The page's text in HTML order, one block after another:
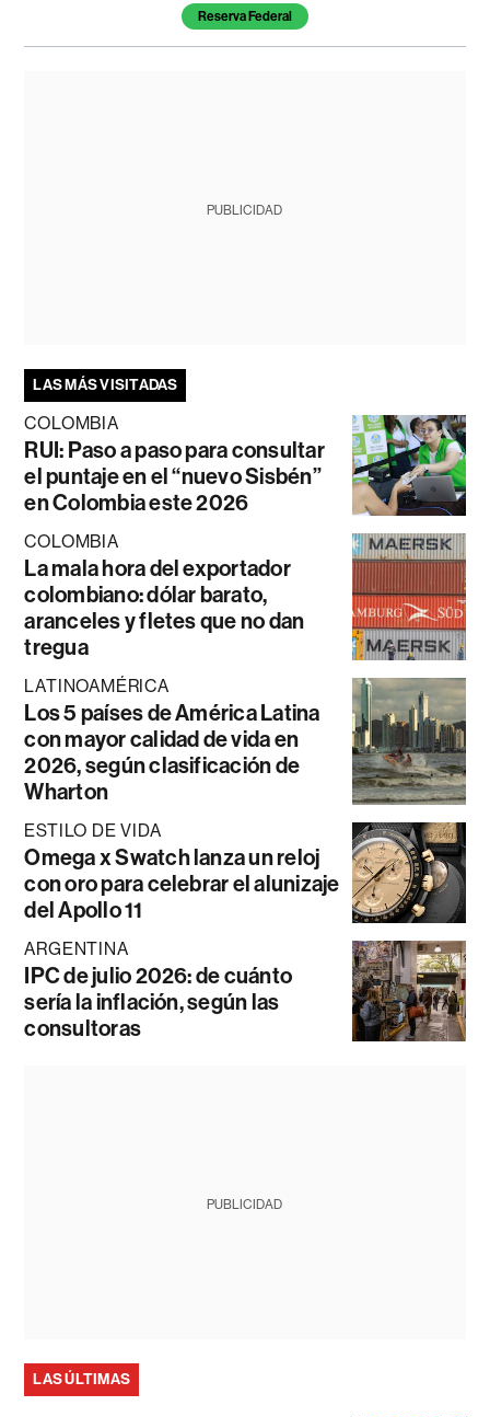
Reserva Federal
PUBLICIDAD
LAS MÁS VISITADAS
COLOMBIA
RUI: Paso a paso para consultar
el puntaje en el “nuevo Sisbén”
en Colombia este 2026
COLOMBIA
La mala hora del exportador
colombiano: dólar barato,
aranceles y fletes que no dan
tregua
LATINOAMÉRICA
Los 5 países de América Latina
con mayor calidad de vida en
2026, según clasificación de
Wharton
ESTILO DE VIDA
Omega x Swatch lanza un reloj
con oro para celebrar el alunizaje
del Apollo 11
ARGENTINA
IPC de julio 2026: de cuánto
sería la inflación, según las
consultoras
PUBLICIDAD
LAS ÚLTIMAS